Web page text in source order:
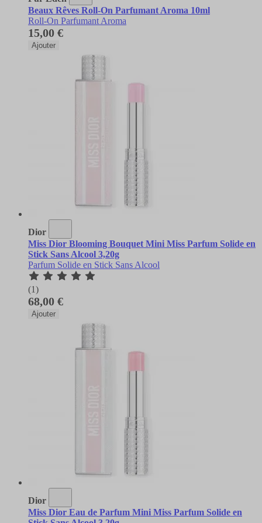
Beaux Rêves Roll-On Parfumant Aroma 10ml
Roll-On Parfumant Aroma
15,00 €
Ajouter
Dior
Miss Dior Blooming Bouquet Mini Miss Parfum Solide en
Stick Sans Alcool 3,20g
Parfum Solide en Stick Sans Alcool
(1)
68,00 €
Ajouter
Dior
Miss Dior Eau de Parfum Mini Miss Parfum Solide en